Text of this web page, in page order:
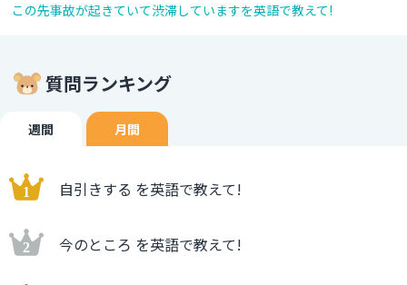
この先事故が起きていて渋滞していますを英語で教えて!
質問ランキング
週間 月間
自引きする を英語で教えて!
今のところ を英語で教えて!